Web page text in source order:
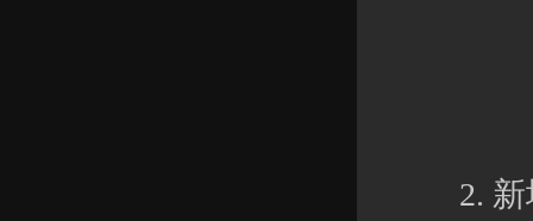
2. 新